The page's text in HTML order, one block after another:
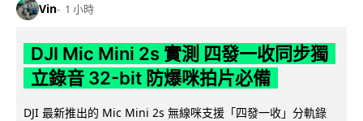
Vin 1 小時
DJI Mic Mini 2s 實測 四發一收同步獨
立錄音 32-bit 防爆咪拍片必備
DJI 最新推出的 Mic Mini 2s 無線咪支援「四發一收」分軌錄